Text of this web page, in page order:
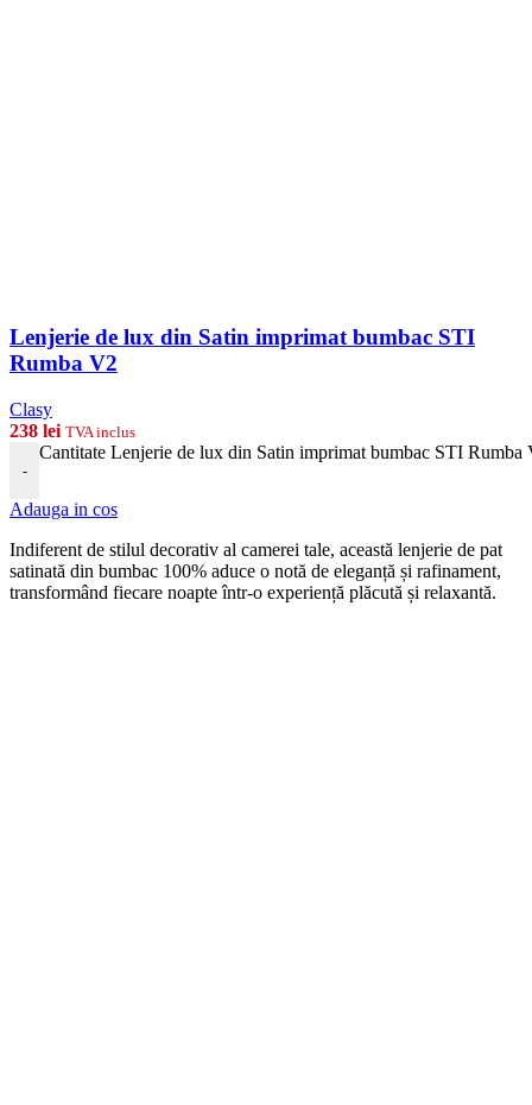
Lenjerie de lux din Satin imprimat bumbac STI
Rumba V2
Clasy
238 lei TVA inclus
-
Cantitate Lenjerie de lux din Satin imprimat bumbac STI Rumba
Adauga in cos
Indiferent de stilul decorativ al camerei tale, această lenjerie de pat
satinată din bumbac 100% aduce o notă de eleganță și rafinament,
transformând fiecare noapte într-o experiență plăcută și relaxantă.